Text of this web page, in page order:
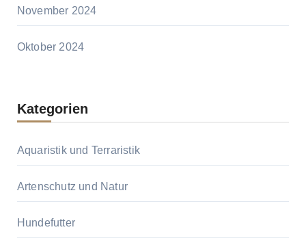
November 2024
Oktober 2024
Kategorien
Aquaristik und Terraristik
Artenschutz und Natur
Hundefutter